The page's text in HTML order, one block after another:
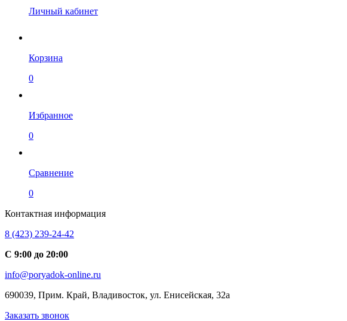
Личный кабинет
Корзина
0
Избранное
0
Сравнение
0
Контактная информация
8 (423) 239-24-42
С 9:00 до 20:00
info@poryadok-online.ru
690039, Прим. Край, Владивосток, ул. Енисейская, 32а
Заказать звонок